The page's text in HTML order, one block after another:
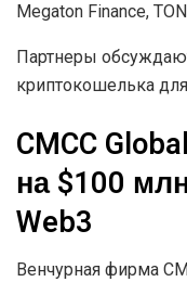
Megaton Finance,
Партнеры
криптокошелька
CMCC
на $100
Web3
Венчурная фирма